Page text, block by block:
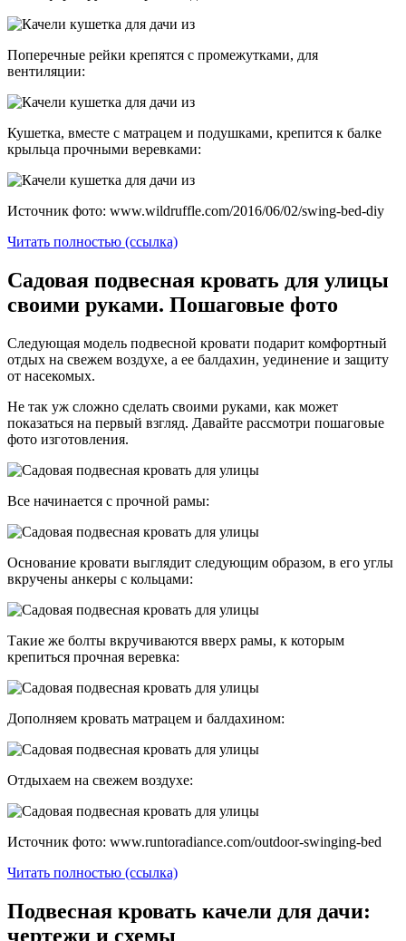
Поперечные рейки крепятся с промежутками, для
вентиляции:
Кушетка, вместе с матрацем и подушками, крепится к балке
крыльца прочными веревками:
Источник фото: www.wildruffle.com/2016/06/02/swing-bed-diy
Читать полностью (ссылка)
Садовая подвесная кровать для улицы
своими руками. Пошаговые фото
Следующая модель подвесной кровати подарит комфортный
отдых на свежем воздухе, а ее балдахин, уединение и защиту
от насекомых.
Не так уж сложно сделать своими руками, как может
показаться на первый взгляд. Давайте рассмотри пошаговые
фото изготовления.
Все начинается с прочной рамы:
Основание кровати выглядит следующим образом, в его углы
вкручены анкеры с кольцами:
Такие же болты вкручиваются вверх рамы, к которым
крепиться прочная веревка:
Дополняем кровать матрацем и балдахином:
Отдыхаем на свежем воздухе:
Источник фото: www.runtoradiance.com/outdoor-swinging-bed
Читать полностью (ссылка)
Подвесная кровать качели для дачи:
чертежи и схемы